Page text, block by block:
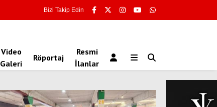
Bizi Takip Edin
Video
Galeri
Röportaj
Resmi
İlanlar